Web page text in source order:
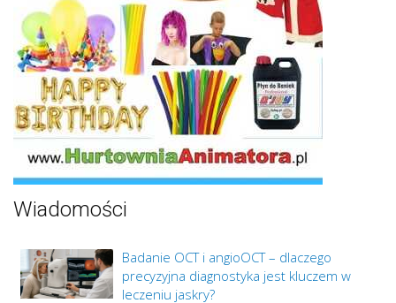
Wiadomości
Badanie OCT i angioOCT – dlaczego
precyzyjna diagnostyka jest kluczem w
leczeniu jaskry?